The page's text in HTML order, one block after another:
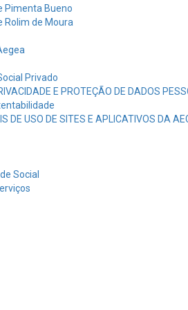
Pimenta Bueno
Rolim de Moura
Privado
E PROTEÇÃO DE DADOS
DE USO DE SITES E APLICATIVOS DA
Social